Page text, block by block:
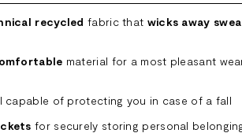
recycled fabric that wicks away
material for a most pleasant
capable of protecting you in case of a fall
for securely storing personal